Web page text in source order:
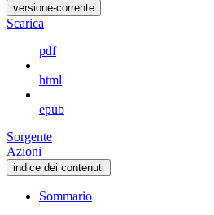
versione-corrente
Scarica
pdf
html
epub
Sorgente
Azioni
indice dei contenuti
Sommario